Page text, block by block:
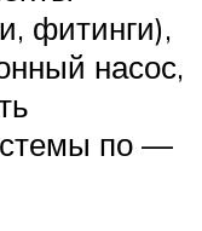
фитинги),
насос,
по —